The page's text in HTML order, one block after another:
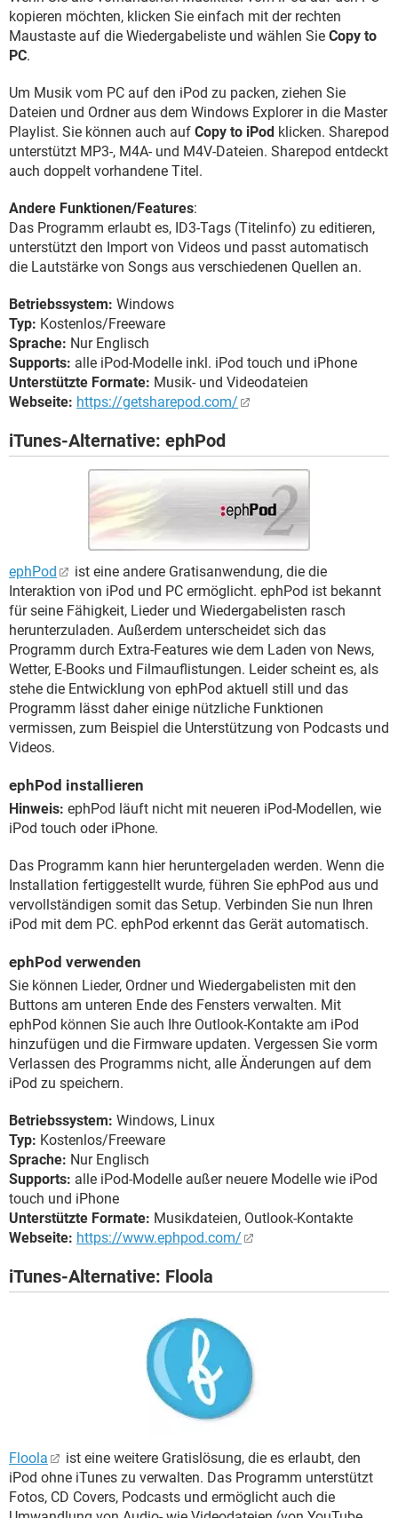
kopieren möchten, klicken Sie einfach mit der rechten
Maustaste auf die Wiedergabeliste und wählen Sie Copy to
PC.
Um Musik vom PC auf den iPod zu packen, ziehen Sie
Dateien und Ordner aus dem Windows Explorer in die Master
Playlist. Sie können auch auf Copy to iPod klicken. Sharepod
unterstützt MP3-, M4A- und M4V-Dateien. Sharepod entdeckt
auch doppelt vorhandene Titel.
Andere Funktionen/Features:
Das Programm erlaubt es, ID3-Tags (Titelinfo) zu editieren,
unterstützt den Import von Videos und passt automatisch
die Lautstärke von Songs aus verschiedenen Quellen an.
Betriebssystem: Windows
Typ: Kostenlos/Freeware
Sprache: Nur Englisch
Supports: alle iPod-Modelle inkl. iPod touch und iPhone
Unterstützte Formate: Musik- und Videodateien
Webseite: https://getsharepod.com/
iTunes-Alternative: ephPod
ephPod
ist eine andere Gratisanwendung, die die
Interaktion von iPod und PC ermöglicht. ephPod ist bekannt
für seine Fähigkeit, Lieder und Wiedergabelisten rasch
herunterzuladen. Außerdem unterscheidet sich das
Programm durch Extra-Features wie dem Laden von News,
Wetter, E-Books und Filmauflistungen. Leider scheint es, als
stehe die Entwicklung von ephPod aktuell still und das
Programm lässt daher einige nützliche Funktionen
vermissen, zum Beispiel die Unterstützung von Podcasts und
Videos.
ephPod installieren
Hinweis: ephPod läuft nicht mit neueren iPod-Modellen, wie
iPod touch oder iPhone.
Das Programm kann hier heruntergeladen werden. Wenn die
Installation fertiggestellt wurde, führen Sie ephPod aus und
vervollständigen somit das Setup. Verbinden Sie nun Ihren
iPod mit dem PC. ephPod erkennt das Gerät automatisch.
ephPod verwenden
Sie können Lieder, Ordner und Wiedergabelisten mit den
Buttons am unteren Ende des Fensters verwalten. Mit
ephPod können Sie auch Ihre Outlook-Kontakte am iPod
hinzufügen und die Firmware updaten. Vergessen Sie vorm
Verlassen des Programms nicht, alle Änderungen auf dem
iPod zu speichern.
Betriebssystem: Windows, Linux
Typ: Kostenlos/Freeware
Sprache: Nur Englisch
Supports: alle iPod-Modelle außer neuere Modelle wie iPod
touch und iPhone
Unterstützte Formate: Musikdateien, Outlook-Kontakte
Webseite: https://www.ephpod.com/
iTunes-Alternative: Floola
Floola
ist eine weitere Gratislösung, die es erlaubt, den
iPod ohne iTunes zu verwalten. Das Programm unterstützt
Fotos, CD Covers, Podcasts und ermöglicht auch die